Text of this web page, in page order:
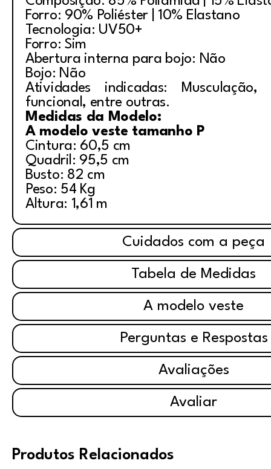
Forro: 90% Poliéster | 10% Elastano
Tecnologia: UV50+
Forro: Sim
Abertura interna para bojo: Não
Bojo: Não
Atividades indicadas:
funcional, entre outras.
Medidas da Modelo:
A modelo veste tamanho P
Cintura: 60,5 cm
Quadril: 95,5 cm
Busto: 82 cm
Peso: 54 Kg
Altura: 1,61 m
Cuidados com a peça
Tabela de Medidas
A modelo veste
Perguntas e Respostas
Avaliações
Avaliar
Produtos Relacionados